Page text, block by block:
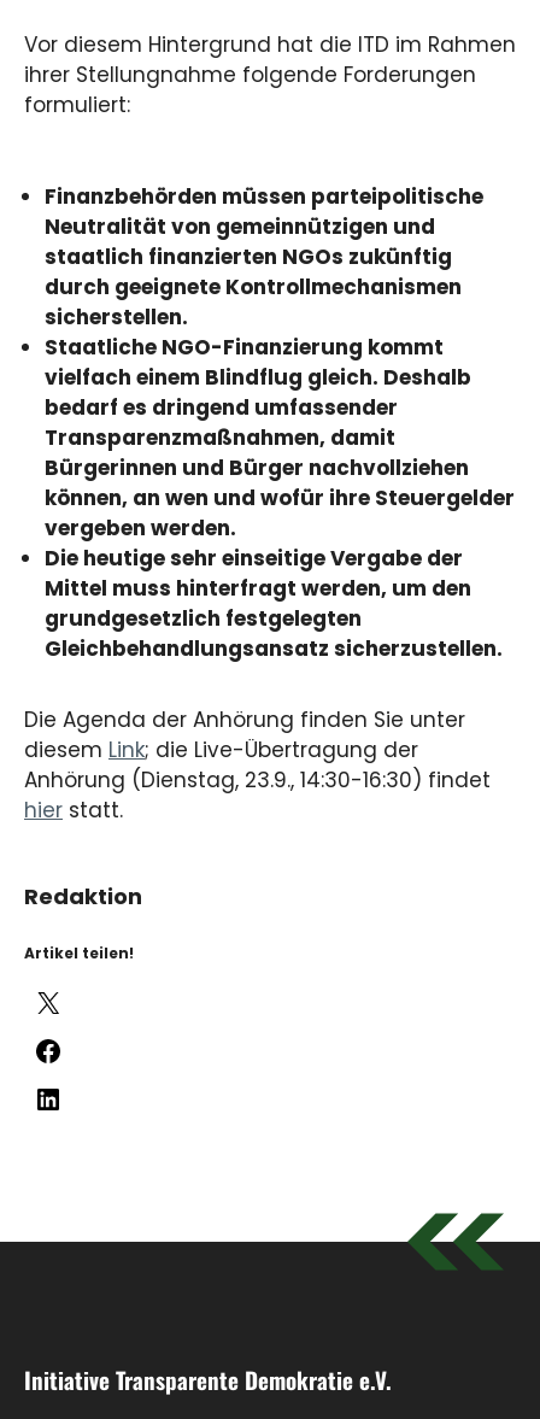
Vor diesem Hintergrund hat die ITD im Rahmen
ihrer Stellungnahme folgende Forderungen
formuliert:
Finanzbehörden müssen parteipolitische
Neutralität von gemeinnützigen und
staatlich finanzierten NGOs zukünftig
durch geeignete Kontrollmechanismen
sicherstellen.
Staatliche NGO-Finanzierung kommt
vielfach einem Blindflug gleich. Deshalb
bedarf es dringend umfassender
Transparenzmaßnahmen, damit
Bürgerinnen und Bürger nachvollziehen
können, an wen und wofür ihre Steuergelder
vergeben werden.
Die heutige sehr einseitige Vergabe der
Mittel muss hinterfragt werden, um den
grundgesetzlich festgelegten
Gleichbehandlungsansatz sicherzustellen.
Die Agenda der Anhörung finden Sie unter
diesem Link; die Live-Übertragung der
Anhörung (Dienstag, 23.9., 14:30-16:30) findet
hier statt.
Redaktion
Artikel teilen!
Initiative Transparente Demokratie e.V.